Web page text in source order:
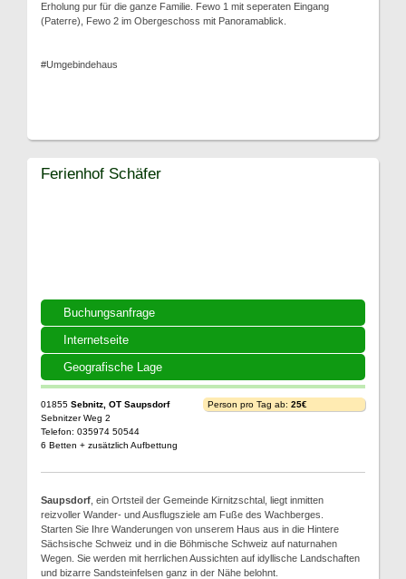
Erholung pur für die ganze Familie. Fewo 1 mit seperaten Eingang
(Paterre), Fewo 2 im Obergeschoss mit Panoramablick.
#Umgebindehaus
Buchungsanfrage
Internetseite
Geografische Lage
Ferienhof Schäfer
01855 Sebnitz, OT Saupsdorf
Sebnitzer Weg 2
Telefon: 035974 50544
6 Betten + zusätzlich Aufbettung
Person pro Tag ab: 25€
Saupsdorf , ein Ortsteil der Gemeinde Kirnitzschtal, liegt inmitten
reizvoller Wander- und Ausflugsziele am Fuße des Wachberges.
Starten Sie Ihre Wanderungen von unserem Haus aus in die Hintere
Sächsische Schweiz und in die Böhmische Schweiz auf naturnahen
Wegen. Sie werden mit herrlichen Aussichten auf idyllische Landschaften
und bizarre Sandsteinfelsen ganz in der Nähe belohnt.